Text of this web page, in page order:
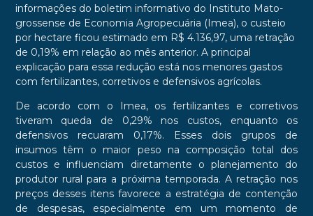
informações do boletim informativo do Instituto Mato-
grossense de Economia Agropecuária (Imea), o custeio
por hectare ficou estimado em R$ 4.136,97, uma retração
de 0,19% em relação ao mês anterior. A principal
explicação para essa redução está nos menores gastos
com fertilizantes, corretivos e defensivos agrícolas.
De acordo com o Imea, os fertilizantes e corretivos
tiveram queda de 0,29% nos custos, enquanto os
defensivos recuaram 0,17%. Esses dois grupos de
insumos têm o maior peso na composição total dos
custos e influenciam diretamente o planejamento do
produtor rural para a próxima temporada. A retração nos
preços desses itens favorece a estratégia de contenção
de despesas, especialmente em um momento de